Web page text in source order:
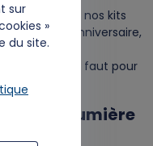
sur
»
du site.
avec nos kits
pour un anniversaire,
tout autre
ce qu'il vous faut pour
Son et Lumière